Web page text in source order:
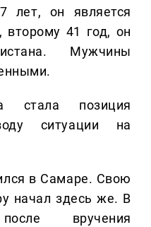
лет, он является
второму 41 год, он
Мужчины
стала позиция
ситуации на
в Самаре. Свою
начал здесь же. В
вручения